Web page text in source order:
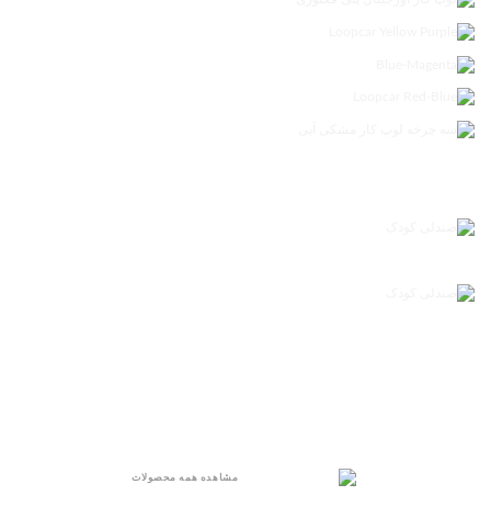
مشاهده همه محصولات